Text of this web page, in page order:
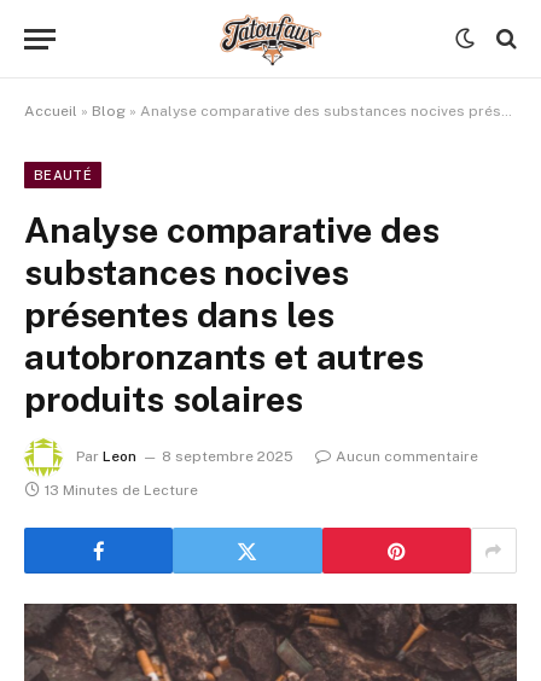
Accueil » Blog » Analyse comparative des substances nocives présentes dans les autobronzants et autres produits solaires
BEAUTÉ
Analyse comparative des
substances nocives
présentes dans les
autobronzants et autres
produits solaires
Par Leon 8 septembre 2025
Aucun commentaire
13 Minutes de Lecture